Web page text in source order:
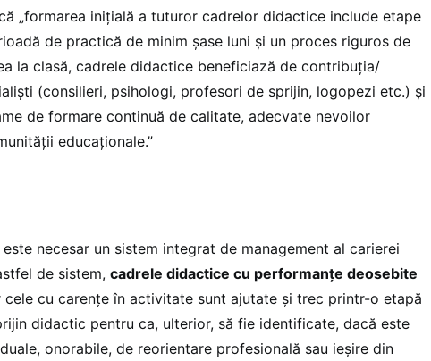
„formarea inițială a tuturor cadrelor didactice include etape
de practică de minim șase luni și un proces riguros de
la clasă, cadrele didactice beneficiază de contribuția/
(consilieri, psihologi, profesori de sprijin, logopezi etc.) și
de formare continuă de calitate, adecvate nevoilor
educaționale.”
este necesar un sistem integrat de management al carierei
de sistem, cadrele didactice cu performanțe deosebite
cele cu carențe în activitate sunt ajutate și trec printr-o etapă
didactic pentru ca, ulterior, să fie identificate, dacă este
onorabile, de reorientare profesională sau ieșire din